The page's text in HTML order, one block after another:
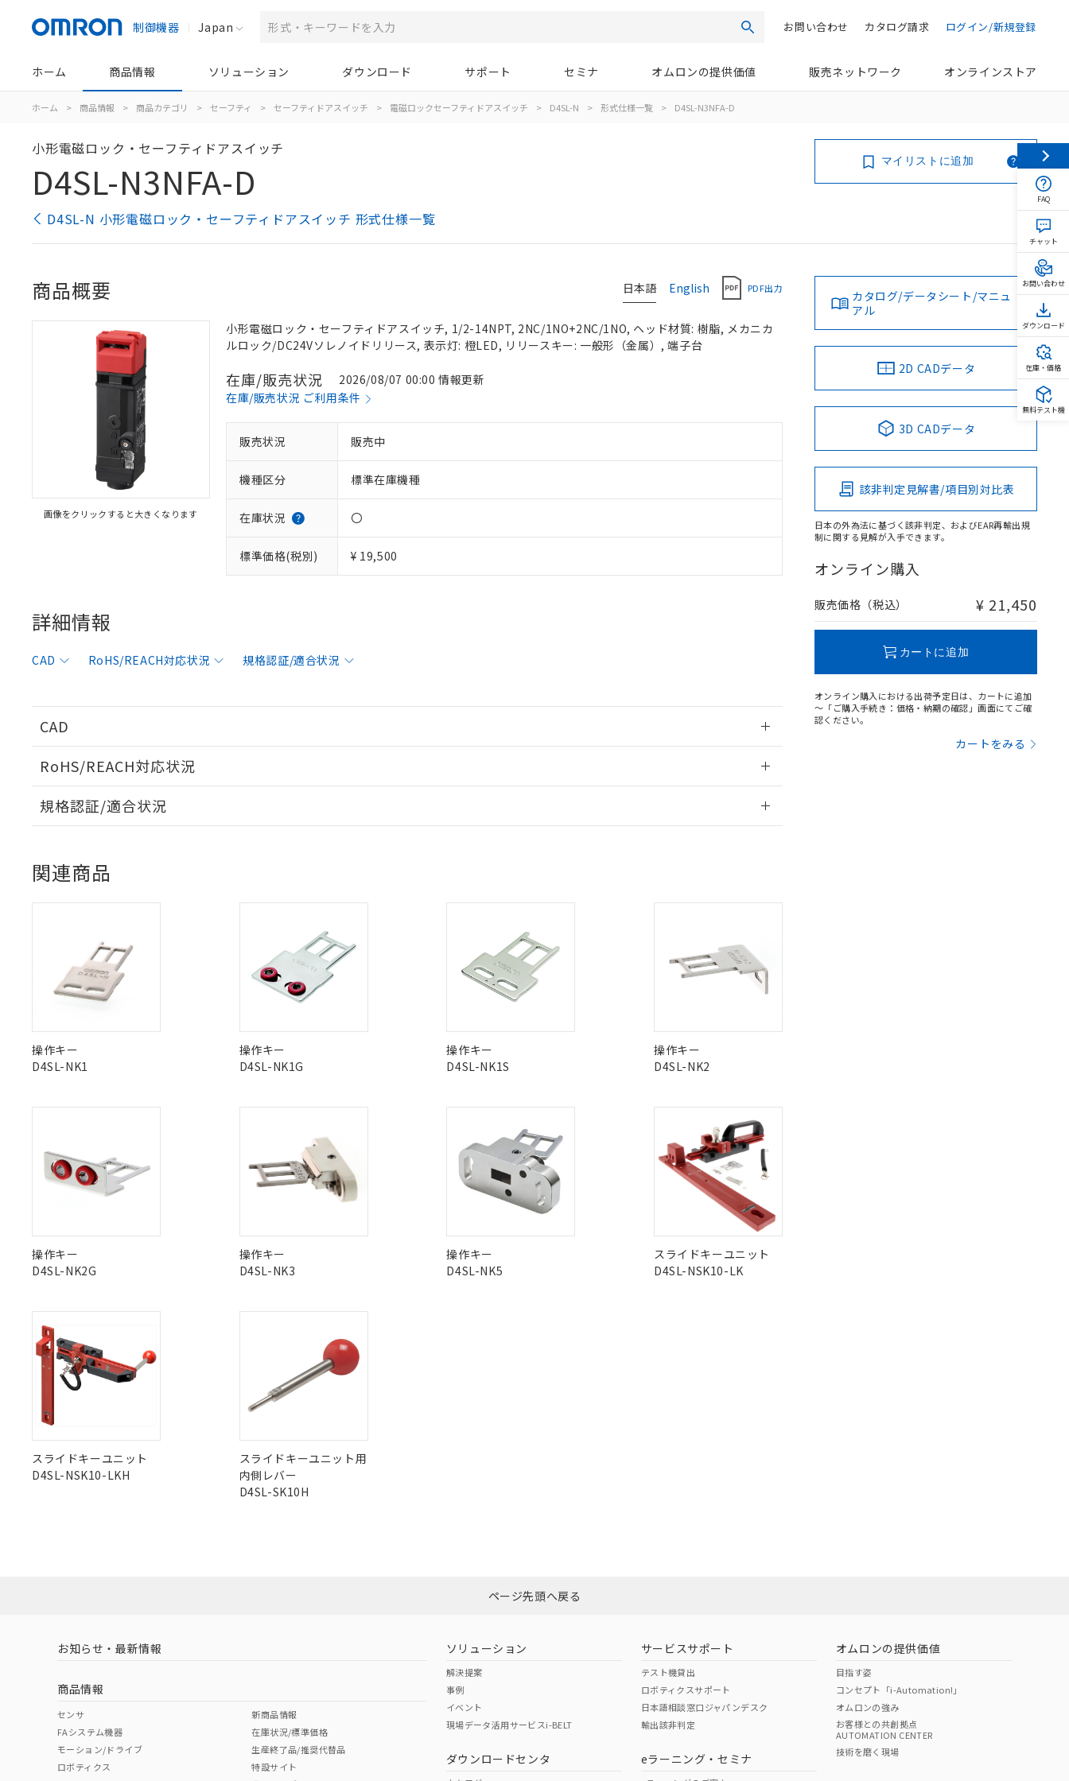
制御機器 Japan 検索 ログイン/新規登録
カタログ請求
お問い合わせ
ホーム 商品情報 ソリューション ダウンロード サポート セミナ オムロンの提供価値 販売ネットワーク オンラインストア
ホーム > 商品情報 > 商品カテゴリ > セーフティ > セーフティドアスイッチ > 電磁ロックセーフティドアスイッチ > D4SL-N > 形式仕様一覧 > D4SL-N3NFA-D
小形電磁ロック・セーフティドアスイッチ
D4SL-N3NFA-D
D4SL-N 小形電磁ロック・セーフティドアスイッチ 形式仕様一覧
マイリストに追加
日本語 English PDF出力
商品概要
画像をクリックすると大きくなります
小形電磁ロック・セーフティドアスイッチ, 1/2-14NPT, 2NC/1NO+2NC/1NO, ヘッド材質: 樹脂, メカニカ
ルロック/DC24Vソレノイドリリース, 表示灯: 橙LED, リリースキー: 一般形（金属）, 端子台
在庫/販売状況
2026/08/07 00:00 情報更新
在庫/販売状況 ご利用条件
販売状況 販売中
機種区分 標準在庫機種
在庫状況 〇
標準価格(税別) ¥ 19,500
詳細情報
CAD RoHS/REACH対応状況 規格認証/適合状況
CAD
ログイン/会員登録いただくと、CADデータをダウンロードすることができます。
RoHS/REACH対応状況
EU RoHS 注意事項・凡例
対応状況 ※1
中国 RoHS 注意事項・凡例
中国 RoHS表
Pb Cd PBBs
O O
"対応済み"や非含有の記載がされた商品であっても、流通在庫等で未対応品が混在する可能性があります。
非含有品が必要な際は、弊社営業部門もしくは販売店へお問い合わせください。
この製品のRoHS/REACH対応状況ページへ
規格認証/適合状況
Yes
LR型式承認
（イギリス
船舶規格）
BV型式承認
（フランス
船舶規格）
KR型式承認
（韓国
NK型式承認
（日本
船舶規格）
ABS型式承認
（アメリカ
船舶規格）
関連商品
操作キー
D4SL-NK1
操作キー
D4SL-NK1G
操作キー
D4SL-NK1S
操作キー
D4SL-NK2
操作キー
D4SL-NK2G
操作キー
D4SL-NK3
操作キー
D4SL-NK5
スライドキーユニット
D4SL-NSK10-LK
スライドキーユニット
D4SL-NSK10-LKH
スライドキーユニット用
内側レバー
D4SL-SK10H
カタログ/データシート/マニュ
アル
2D CADデータ
3D CADデータ
該非判定見解書/項目別対比表
日本の外為法に基づく該非判定、およびEAR再輸出規
制に関する見解が入手できます。
オンライン購入
販売価格（税込） ¥ 21,450
カートに追加
オンライン購入における出荷予定日は、カートに追加
～「ご購入手続き：価格・納期の確認」画面にてご確
認ください。
カートをみる
本サービスは、当社制御機器事業取扱商品の当社在庫状況および標準価格(税抜)を提供させていただ
くものです。
当社制御機器事業取扱商品の中には、本サービスの対象外となる商品もあることをご了承ください。
在庫状況および標準価格照会結果は、記載している更新日時点での社内データに基づき作成されるも
い。
正式な納期状況および標準価格はお客様のお取引先、またはお客様担当のオムロン制御機器販売店・
当社販売員にご相談ください。
す。
マイパーツ機能（部品リスト作成サービス）をご利用いただくには、I-Webメンバーズにご登録され
ている必要があります。
お客様が当ウェブサイト上で当社にご登録された部品リストについて、当社および当社の共同利用者
が、当社の製品・サービスに関するお客様との取引・商談に必要な範囲で利用することをご了承くだ
"個人情報の共同利用に関して"
の「1.共同利用者の範囲」に記載されて
対応予定：EU RoHS指令（10物質）の非含有に対応した製品に切り替える予定のある商品です。
*EU RoHS指令（10物質）：
鉛(Pb) 1000ppm以下、 水銀(Hg) 1000ppm以下、 カドミウム(Cd) 100ppm以下、
六価クロム(Cr(Ⅵ)) 1000ppm以下、ポリ臭化ビフェニル類(PBB) 1000ppm以下、ポリ臭化ジフェニルエーテル類(PBDE) 1000ppm以下、
フタル酸ビス(2-エチルヘキシル) (DEHP)(別名：DOP) 1000ppm以下、フタル酸ブチルベンジル（BBP） 1000ppm以下、フタル酸ジブチ
ル（DBP） 1000ppm以下、フタル酸ジイソブチル (DIBP) 1000ppm以下
但し、RoHS指令で産業用監視および制御機器に対する適用除外項目は除く。
※2 対応予定月
※3 非含有証明書ダウンロード
下記の非含有証明書をダウンロードすることができます。
51物質の非含有証明書（当社基準）
※本証明書は発行日時点で非含有を証明するもので、過去に遡って非含有を証明するものではありません。
既に当社にて対応品への在庫切替を完了していることから、特段のことがない限り、2022年1月12日よ
「×」：最大均質材料含有率が中国RoHSの基準値を超えていることを示します。
「－」：未確認です。当社販売部門へお問い合わせください。
*中国RoHS10物質の基準値 (GB/T26572)：
Pb(鉛) :1000ppm、 Hg(水銀) : 1000ppm、 Cd(カドミウム) : 100ppm、
「10」：通常の使用状況下において有害物質が外部に漏えいし、環境に深刻な影響を及ぼさない年数を意
味します。
「－」：未確認です。当社販売部門へお問い合わせください。
当社は、これら貴社製品のうち、外国為替および外国貿易法に定める商品（以下｢規制貨物等」とい
う）を輸出または国外への提供する場合は、日本国政府の輸出許可(または役務取引許可)を取得する
などの必要な手続きをとります。
当社は規制貨物を破棄する場合は、完全に破砕するなど、違法に輸出されないよう必要な手段を講じ
当社は貴社製品を、核兵器、ミサイル、化学兵器、生物兵器またはその他武器並びにこれらの製造装
置等に一切使用いたしません。
当社は、貴社製品を第三者に販売する場合は、上記1、2および3の内容を当該第三者に通知します。
合意する
記
号
説明
△ 一定数には満たないが在庫あり
白
受注生産機種、また在庫状況の情報を公開していない機種
ページ先頭へ戻る
お知らせ・最新情報
商品情報
センサ
FAシステム機器
モーション/ドライブ
ロボティクス
新商品情報
在庫状況/標準価格
生産終了品/推奨代替品
特設サイト
ソリューション
解決提案
事例
イベント
現場データ活用サービスi-BELT
ダウンロードセンタ
サービスサポート
テスト機貸出
ロボティクスサポート
日本語相談窓口ジャパンデスク
輸出該非判定
eラーニング・セミナ
オムロンの提供価値
目指す姿
コンセプト「i-Automation!」
オムロンの強み
お客様との共創拠点
AUTOMATION CENTER
技術を磨く現場
FAQ
チャット
お問い合わせ
ダウンロード
在庫・価格
無料テスト機